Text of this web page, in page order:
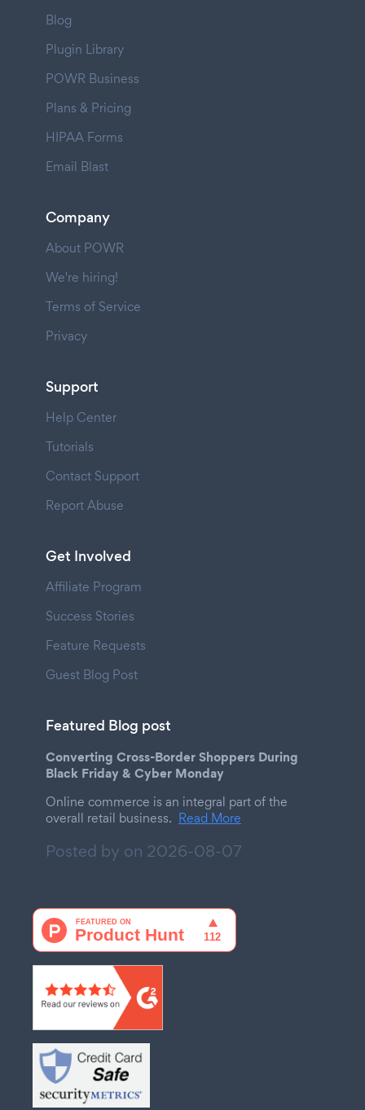
Blog
Plugin Library
POWR Business
Plans & Pricing
HIPAA Forms
Email Blast
Company
About POWR
We're hiring!
Terms of Service
Privacy
Support
Help Center
Tutorials
Contact Support
Report Abuse
Get Involved
Affiliate Program
Success Stories
Feature Requests
Guest Blog Post
Featured Blog post
Converting Cross-Border Shoppers During
Black Friday & Cyber Monday
Online commerce is an integral part of the
overall retail business. Read More
Posted by on 2026-08-07